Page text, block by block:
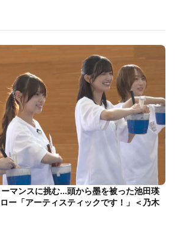
マンスに挑む…頭から墨を被った池田瑛
ー「アーティスティックです！」＜乃木